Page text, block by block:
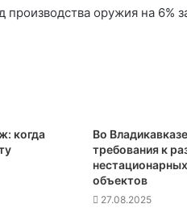
производства оружия на
когда
Во
требования к
объектов
27.08.2025